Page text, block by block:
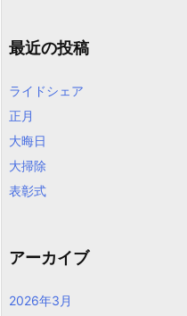
最近の投稿
ライドシェア
正月
大晦日
大掃除
表彰式
アーカイブ
2026年3月